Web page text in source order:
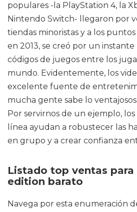
populares -la PlayStation 4, la
Nintendo Switch- llegaron por
tiendas minoristas y a los
en 2013, se creó por un
códigos de juegos entre los
mundo. Evidentemente, los
excelente fuente de
mucha gente sabe lo
Por servirnos de un ejemplo,
línea ayudan a robustecer las
en grupo y a crear confianza
Listado top ventas
edition barato
Navega por esta enumeración